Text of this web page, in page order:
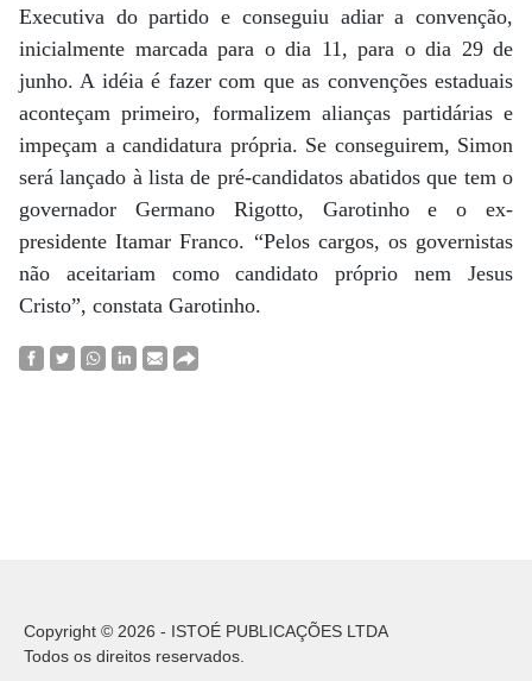
Executiva do partido e conseguiu adiar a convenção,
inicialmente marcada para o dia 11, para o dia 29 de
junho. A idéia é fazer com que as convenções estaduais
aconteçam primeiro, formalizem alianças partidárias e
impeçam a candidatura própria. Se conseguirem, Simon
será lançado à lista de pré-candidatos abatidos que tem o
governador Germano Rigotto, Garotinho e o ex-
presidente Itamar Franco. “Pelos cargos, os governistas
não aceitariam como candidato próprio nem Jesus
Cristo”, constata Garotinho.
Copyright © 2026 - ISTOÉ PUBLICAÇÕES LTDA
Todos os direitos reservados.